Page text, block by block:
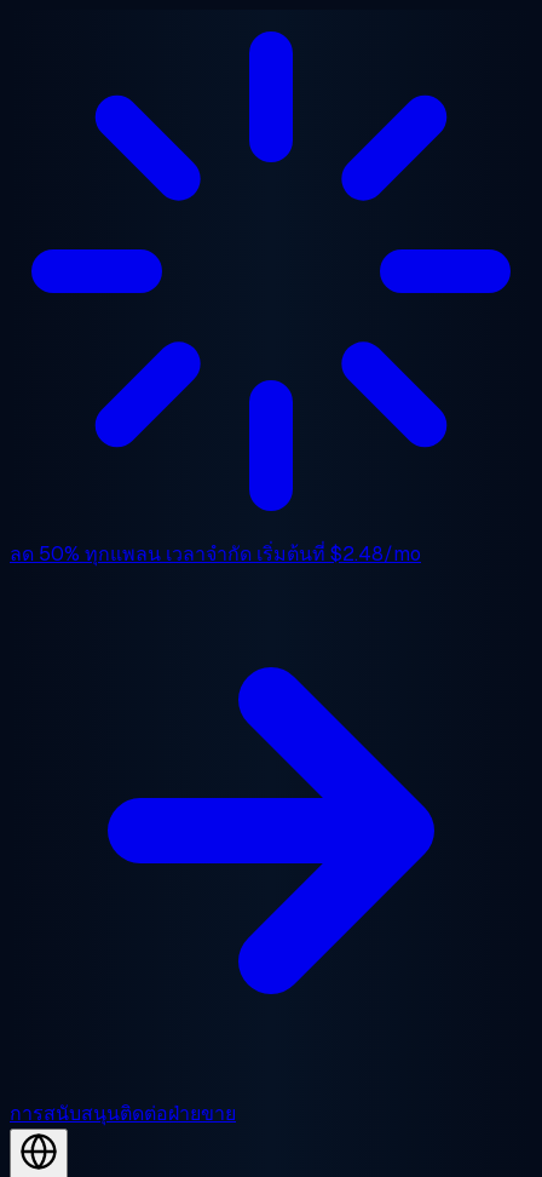
ลด 50% ทุกแพลน เวลาจำกัด เริ่มต้นที่ $2.48/mo
การสนับสนุนติดต่อฝ่ายขาย